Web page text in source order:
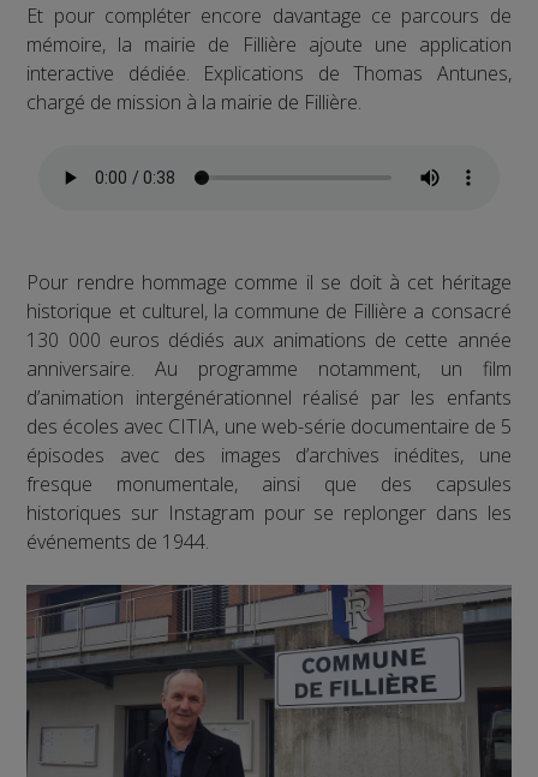
Et pour compléter encore davantage ce parcours de
mémoire, la mairie de Fillière ajoute une application
interactive dédiée. Explications de Thomas Antunes,
chargé de mission à la mairie de Fillière.
Pour rendre hommage comme il se doit à cet héritage
historique et culturel, la commune de Fillière a consacré
130 000 euros dédiés aux animations de cette année
anniversaire. Au programme notamment, un film
d’animation intergénérationnel réalisé par les enfants
des écoles avec CITIA, une web-série documentaire de 5
épisodes avec des images d’archives inédites, une
fresque monumentale, ainsi que des capsules
historiques sur Instagram pour se replonger dans les
événements de 1944.